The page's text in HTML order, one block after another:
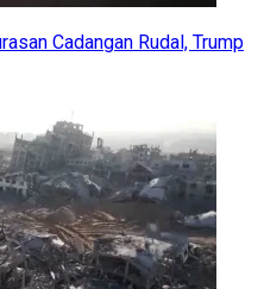
Cadangan Rudal, Trump